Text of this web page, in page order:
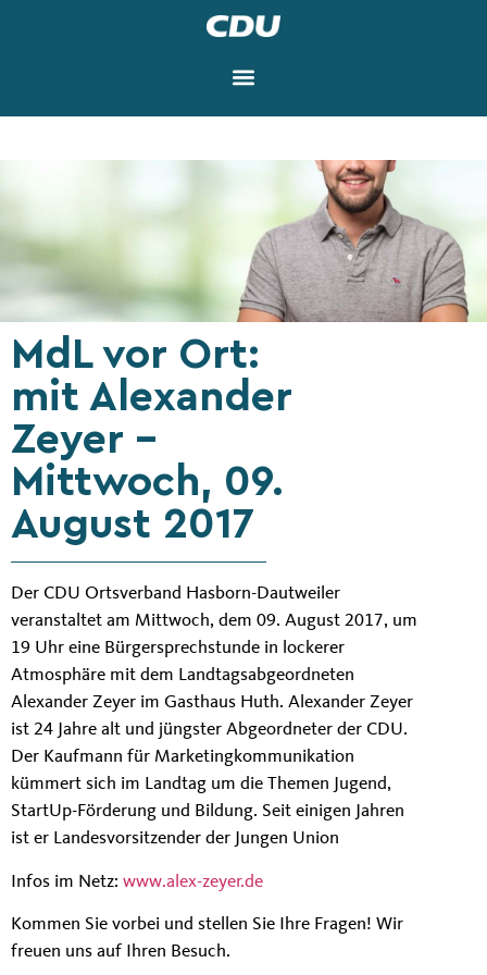
MdL vor Ort:
mit Alexander
Zeyer –
Mittwoch, 09.
August 2017
Der CDU Ortsverband Hasborn-Dautweiler
veranstaltet am Mittwoch, dem 09. August 2017, um
19 Uhr eine Bürgersprechstunde in lockerer
Atmosphäre mit dem Landtagsabgeordneten
Alexander Zeyer im Gasthaus Huth. Alexander Zeyer
ist 24 Jahre alt und jüngster Abgeordneter der CDU.
Der Kaufmann für Marketingkommunikation
kümmert sich im Landtag um die Themen Jugend,
StartUp-Förderung und Bildung. Seit einigen Jahren
ist er Landesvorsitzender der Jungen Union
Infos im Netz: www.alex-zeyer.de
Kommen Sie vorbei und stellen Sie Ihre Fragen! Wir
freuen uns auf Ihren Besuch.